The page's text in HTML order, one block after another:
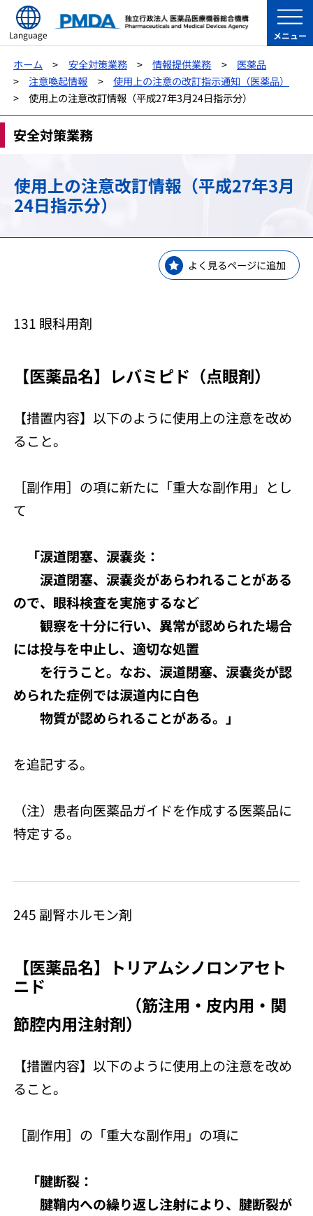
Language メニュー
ホーム 安全対策業務 情報提供業務
医薬品
注意喚起情報
使用上の注意の改訂指示通知（医薬品）
使用上の注意改訂情報（平成27年3月24日指示分）
安全対策業務
使用上の注意改訂情報（平成27年3月
24日指示分）
よく見るページに追加
131 眼科用剤
【医薬品名】レバミピド（点眼剤）
【措置内容】以下のように使用上の注意を改め
ること。
［副作用］の項に新たに「重大な副作用」とし
て
「涙道閉塞、涙嚢炎：
涙道閉塞、涙嚢炎があらわれることがある
ので、眼科検査を実施するなど
観察を十分に行い、異常が認められた場合
には投与を中止し、適切な処置
を行うこと。なお、涙道閉塞、涙嚢炎が認
められた症例では涙道内に白色
物質が認められることがある。」
を追記する。
（注）患者向医薬品ガイドを作成する医薬品に
特定する。
245 副腎ホルモン剤
【医薬品名】トリアムシノロンアセト
ニド
（筋注用・皮内用・関
節腔内用注射剤）
【措置内容】以下のように使用上の注意を改め
ること。
［副作用］の「重大な副作用」の項に
「腱断裂：
腱鞘内への繰り返し注射により、腱断裂が